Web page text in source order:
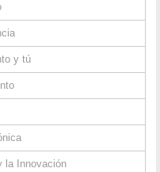
y tú
la Innovación